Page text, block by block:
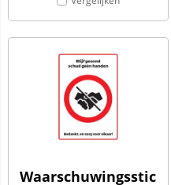
Waarschuwingssticker